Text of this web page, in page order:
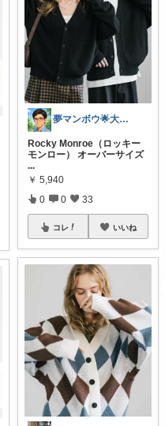
夢マンボウ🌟大人カジュアルROOM
Rocky Monroe（ロッキー
モンロー） オーバーサイズ
...
￥ 5,940
0 0 33
コレ いいね